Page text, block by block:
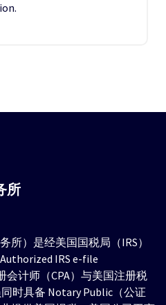
所
所）是经美国国税局（IRS）
IRS e-file
会计师（CPA）与美国注册税
时具备 Notary Public（公证